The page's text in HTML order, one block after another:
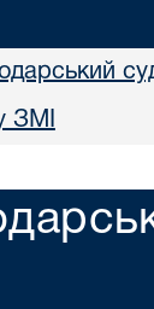
ЗМІ